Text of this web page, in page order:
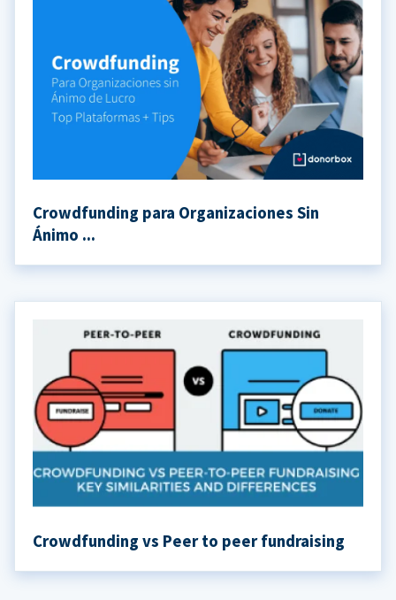
Crowdfunding para Organizaciones Sin
Ánimo ...
Crowdfunding vs Peer to peer fundraising